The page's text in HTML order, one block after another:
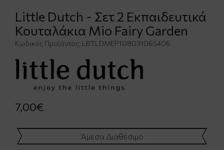
Little Dutch - Σετ 2 Εκπαιδευτικά
Κουταλάκια Mio Fairy Garden
Κωδικός Προϊόντος: LBTLDMEP108031065406
7,00€
Άμεσα Διαθέσιμο